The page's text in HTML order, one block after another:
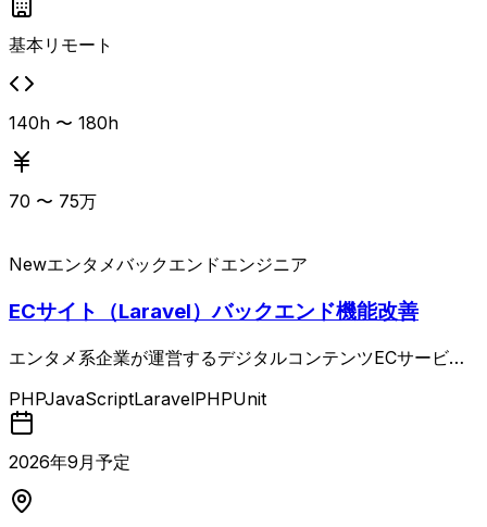
基本リモート
140h 〜 180h
70 〜 75万
Newエンタメバックエンドエンジニア
ECサイト（Laravel）バックエンド機能改善
エンタメ系企業が運営するデジタルコンテンツECサービス
能改修および保守開発を担当する案件。 既存サイトに対し
て、詳細設計から実装、テスト、改修までサーバーサイド開
発全般を継続的に対応いただきます。 既存コードを読み解
き、影響範囲を考慮した上での修正や、仕様・挙動が不明確
な事象に対する調査・原因特定など、運用保守寄りの開発タ
PHPJavaScriptLaravelPHPUnit
2026年9 月予定